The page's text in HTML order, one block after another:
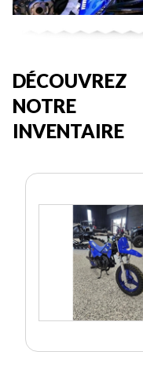
DÉCOUVREZ
NOTRE
INVENTAIRE